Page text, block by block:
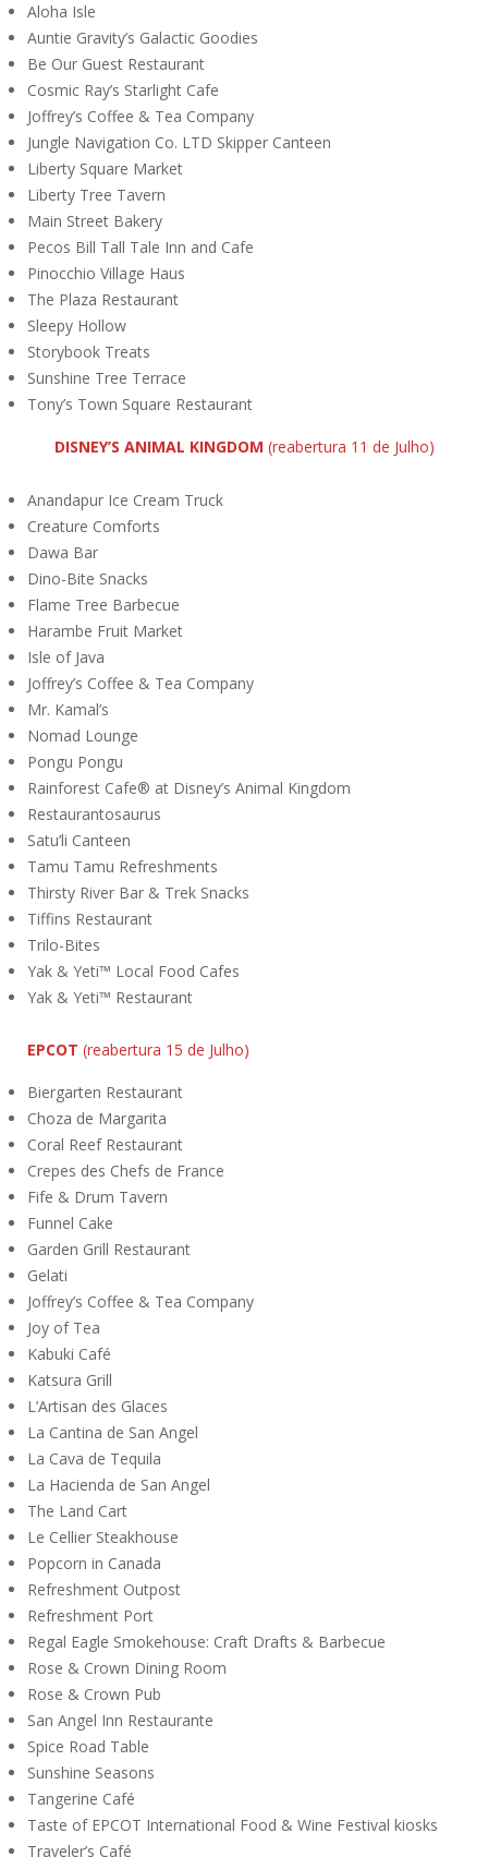
Aloha Isle
Auntie Gravity’s Galactic Goodies
Be Our Guest Restaurant
Cosmic Ray’s Starlight Cafe
Joffrey’s Coffee & Tea Company
Jungle Navigation Co. LTD Skipper Canteen
Liberty Square Market
Liberty Tree Tavern
Main Street Bakery
Pecos Bill Tall Tale Inn and Cafe
Pinocchio Village Haus
The Plaza Restaurant
Sleepy Hollow
Storybook Treats
Sunshine Tree Terrace
Tony’s Town Square Restaurant
DISNEY’S ANIMAL KINGDOM (reabertura 11 de Julho)
Anandapur Ice Cream Truck
Creature Comforts
Dawa Bar
Dino-Bite Snacks
Flame Tree Barbecue
Harambe Fruit Market
Isle of Java
Joffrey’s Coffee & Tea Company
Mr. Kamal’s
Nomad Lounge
Pongu Pongu
Rainforest Cafe® at Disney’s Animal Kingdom
Restaurantosaurus
Satu’li Canteen
Tamu Tamu Refreshments
Thirsty River Bar & Trek Snacks
Tiffins Restaurant
Trilo-Bites
Yak & Yeti™ Local Food Cafes
Yak & Yeti™ Restaurant
EPCOT (reabertura 15 de Julho)
Biergarten Restaurant
Choza de Margarita
Coral Reef Restaurant
Crepes des Chefs de France
Fife & Drum Tavern
Funnel Cake
Garden Grill Restaurant
Gelati
Joffrey’s Coffee & Tea Company
Joy of Tea
Kabuki Café
Katsura Grill
L’Artisan des Glaces
La Cantina de San Angel
La Cava de Tequila
La Hacienda de San Angel
The Land Cart
Le Cellier Steakhouse
Popcorn in Canada
Refreshment Outpost
Refreshment Port
Regal Eagle Smokehouse: Craft Drafts & Barbecue
Rose & Crown Dining Room
Rose & Crown Pub
San Angel Inn Restaurante
Spice Road Table
Sunshine Seasons
Tangerine Café
Taste of EPCOT International Food & Wine Festival kiosks
Traveler’s Café